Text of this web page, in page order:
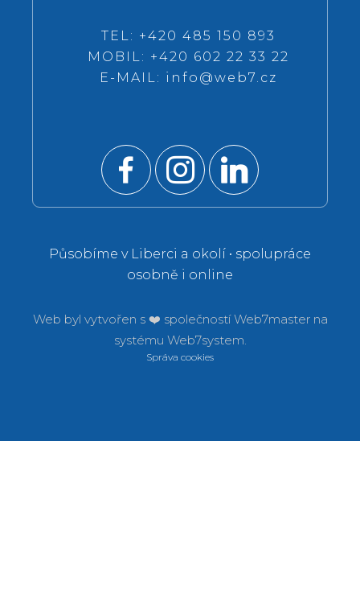
TEL: +420 485 150 893
MOBIL: +420 602 22 33 22
E-MAIL: info@web7.cz
Působíme v Liberci a okolí • spolupráce
osobně i online
Web byl vytvořen s ❤️ společnostíWeb7master na
systému Web7system.
Správa cookies